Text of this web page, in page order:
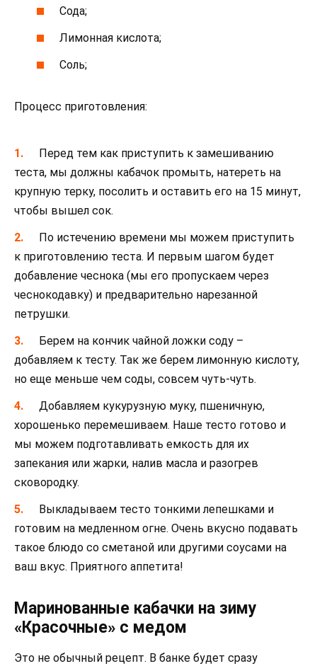
Сода;
Лимонная кислота;
Соль;
Процесс приготовления:
Перед тем как приступить к замешиванию
теста, мы должны кабачок промыть, натереть на
крупную терку, посолить и оставить его на 15 минут,
чтобы вышел сок.
По истечению времени мы можем приступить
к приготовлению теста. И первым шагом будет
добавление чеснока (мы его пропускаем через
чеснокодавку) и предварительно нарезанной
петрушки.
Берем на кончик чайной ложки соду –
добавляем к тесту. Так же берем лимонную кислоту,
но еще меньше чем соды, совсем чуть-чуть.
Добавляем кукурузную муку, пшеничную,
хорошенько перемешиваем. Наше тесто готово и
мы можем подготавливать емкость для их
запекания или жарки, налив масла и разогрев
сковородку.
Выкладываем тесто тонкими лепешками и
готовим на медленном огне. Очень вкусно подавать
такое блюдо со сметаной или другими соусами на
ваш вкус. Приятного аппетита!
Маринованные кабачки на зиму
«Красочные» с медом
Это не обычный рецепт. В банке будет сразу